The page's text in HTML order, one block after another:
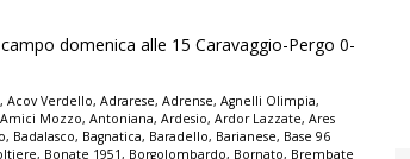
campo domenica alle 15 Caravaggio-Pergo 0-
,Acov Verdello,Adrarese,Adrense,Agnelli Olimpia,
Amici Mozzo,Antoniana,Ardesio,Ardor Lazzate,Ares
, Badalasco, Bagnatica, Baradello, Barianese, Base 96
, Bonate 1951, Borgolombardo, Bornato, Brembate